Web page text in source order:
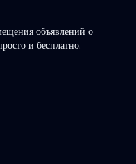
объявлений о
и бесплатно.